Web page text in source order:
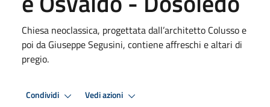
Chiesa neoclassica, progettata dall’architetto Colusso e
poi da Giuseppe Segusini, contiene affreschi e altari di
pregio.
Condividi Vedi azioni